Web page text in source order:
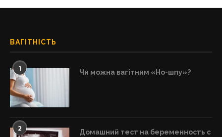
ВАГІТНІСТЬ
1 Чи можна вагітним «Но-шпу»?
2
Домашний тест на беременность с